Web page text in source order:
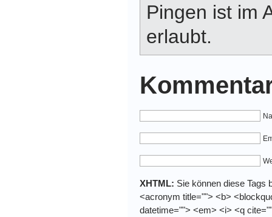
Pingen ist im
erlaubt.
XHTML: Sie können diese Tags
<acronym title=""> <b>
datetime=""> <em> <i> <q